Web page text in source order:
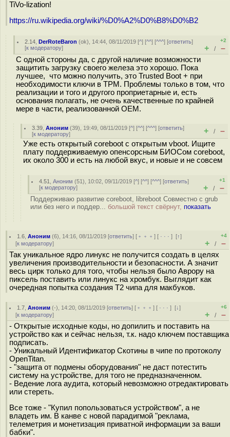
TiVo-lization!
https://ru.wikipedia.org/wiki/%D0%A2%D0%B8%D0%B2
2.14 ,DerRoteBaron (ok), 14:44, 08/11/2019 [^] [^^] [^^^] [ответить]
[к модератору]
+2
+ / –
С одной стороны да, с другой наличие возможности
защитить загрузку своего железа это хорошо. Пока
лучшее, что можно получить, это Trusted Boot + при
необходимости ключи в TPM. Проблемы только в том, что
реализации и того и другого проприетарные и, есть
основания полагать, не очень качественные по крайней
мере в части, реализованной OEM.
3.39 ,Аноним (39), 19:49, 08/11/2019 [^] [^^] [^^^] [ответить]
[к модератору] + / –
Уже есть открытый coreboot с открытым vboot. Ищите
плату поддерживаемую опенсорсным БИОСом coreboot,
их около 300 и есть на любой вкус, и новые и не совсем
4.51 ,Аноним (51), 10:02, 09/11/2019 [^] [^^] [^^^] [ответить]
[к модератору]
+1
+ / –
Поддерживаю развитие coreboot, libreboot Совместно с grub
или без него и поддер... большой текст свёрнут, показать
1.6 ,Аноним (6), 14:16, 08/11/2019 [ответить] [ ﹢﹢﹢] [ · · ·][↑]
[к модератору]
+4
+ / –
Так уникальное ядро линукс не получится создать в целях
увеличения производительности и безопасности. А значит
весь цирк только для того, чтобы нельзя было Аврору на
пиксель поставить или линукс на хромбук. Выглядит как
очередная попытка создания T2 чипа для макбуков.
1.7 ,Аноним (-), 14:20, 08/11/2019 [ответить] [ ﹢﹢﹢] [ · · ·][↓]
[к модератору]
+6
+ / –
- Открытые исходные коды, но допилить и поставить на
устройство как и сейчас нельзя, т.к. надо ключем поставщика
подписать.
- Уникальный Идентификатор Скотины в чипе по протоколу
OpenTitan.
- "защита от подмены оборудования" не даст потестить
систему на устройстве, для того не предназначенном.
- Ведение лога аудита, который невозможно отредактировать
или стереть.
Все тоже - "Купил попользоваться устройством", а не
владеть им. В канве с новой парадигмой "реклама,
телеметрия и монетизация приватной информации за ваши
бабки".